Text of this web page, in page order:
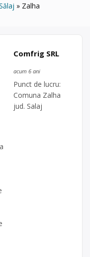
Zalha
Comfrig SRL
acum 6 ani
Punct de lucru:
Comuna Zalha
jud. Salaj